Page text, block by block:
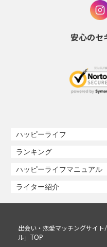
安心のセ
ハッピーライフ
ランキング
ハッピーライフマニュアル
ライター紹介
出会い・恋愛マッチングサイ
ル」TOP